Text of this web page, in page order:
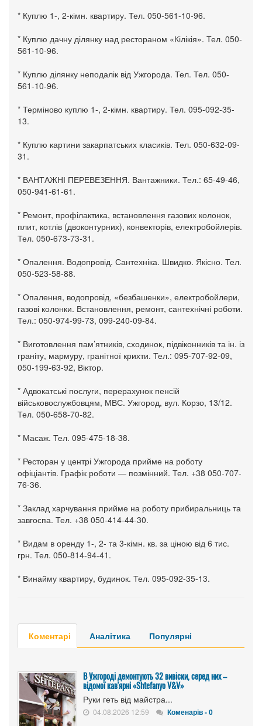
* Куплю 1-, 2-кімн. квартиру. Тел. 050-561-10-96.
* Куплю дачну ділянку над рестораном «Кілікія». Тел. 050-
561-10-96.
* Куплю ділянку неподалік від Ужгорода. Тел. Тел. 050-
561-10-96.
* Терміново куплю 1-, 2-кімн. квартиру. Тел. 095-092-35-
13.
* Куплю картини закарпатських класиків. Тел. 050-632-09-
31.
* ВАНТАЖНІ ПЕРЕВЕЗЕННЯ. Вантажники. Тел.: 65-49-46,
050-941-61-61.
* Ремонт, профілактика, встановлення газових колонок,
плит, котлів (двоконтурних), конвекторів, електробойлерів.
Тел. 050-673-73-31.
* Опалення. Водопровід. Сантехніка. Швидко. Якісно. Тел.
050-523-58-88.
* Опалення, водопровід, «безбашенки», електробойлери,
газові колонки. Встановлення, ремонт, сантехнічні роботи.
Тел.: 050-974-99-73, 099-240-09-84.
* Виготовлення пам’ятників, сходинок, підвіконників та ін. із
граніту, мармуру, гранітної крихти. Тел.: 095-707-92-09,
050-199-63-92, Віктор.
* Адвокатські послуги, перерахунок пенсій
військовослужбовцям, МВС. Ужгород, вул. Корзо, 13/12.
Тел. 050-658-70-82.
* Масаж. Тел. 095-475-18-38.
* Ресторан у центрі Ужгорода прийме на роботу
офіціантів. Графік роботи — позмінний. Тел. +38 050-707-
76-36.
* Заклад харчування прийме на роботу прибиральниць та
завгоспа. Тел. +38 050-414-44-30.
* Видам в оренду 1-, 2- та 3-кімн. кв. за ціною від 6 тис.
грн. Тел. 050-814-94-41.
* Винайму квартиру, будинок. Тел. 095-092-35-13.
Коментарі Аналітика Популярні
В Ужгороді демонтують 32 вивіски, серед них –
відомої кав'ярні «Shtefanyo V&V»
Руки геть від майстра...
04.08.2026 12:59 Коменарів - 0